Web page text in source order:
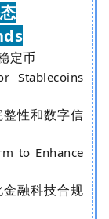
定币
Stablecoins
性和数字信
to Enhance
融科技合规